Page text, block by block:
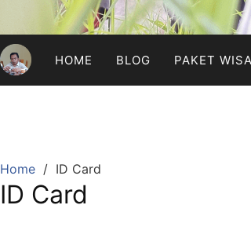
HOME BLOG PAKET
Home ID Card
ID Card